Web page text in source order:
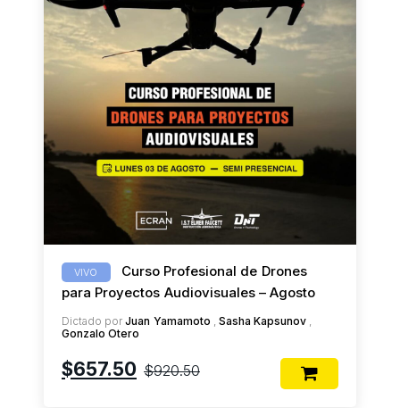
VIVO
Curso Profesional de Drones
para Proyectos Audiovisuales – Agosto
Dictado porJuan Yamamoto , Sasha Kapsunov ,
Gonzalo Otero
$920.50El
$657.50
El